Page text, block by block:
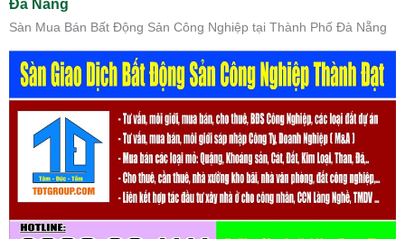
Đà Nẵng
Sàn Mua Bán Bất Động Sản Công Nghiệp tại Thành Phố Đà Nẵng